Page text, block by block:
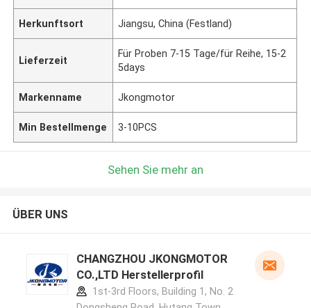
Herkunftsort Jiangsu, China (Festland)
Lieferzeit
Für Proben 7-15 Tage/für Reihe, 15-2
5days
Markenname Jkongmotor
Min Bestellmenge 3-10PCS
Sehen Sie mehr an
ÜBER UNS
CHANGZHOU JKONGMOTOR
CO.,LTD Herstellerprofil
1st-3rd Floors, Building 1, No. 2